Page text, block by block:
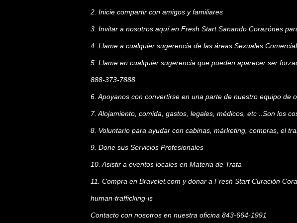
2. Inicie compartir con amigos y familiares
3. Invitar a nosotros aquí en Fresh Start Sanando Corazónes
4. Llame a cualquier sugerencia de las áreas Sexuales
5. Llame en cualquier sugerencia que pueden aparecer ser
888-373-7888
6. Apoyanos con convertirse en una parte de nuestro equipo
7. Alojamiento, comida, gastos, legales, médicos, etc ..Son los
8. Voluntario para ayudar con cabinas, márketing, compras, el
9. Done sus Servicios Profesionales
10. Asistir a eventos locales en Materia de Trata
11. Compra en Bravelet.com y donar a Fresh Start Curación
human-trafficking-is
Contacto con nosotros en nuestra oficina 843-664-1991